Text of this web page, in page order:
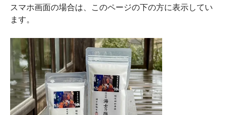
スマホ画面の場合は、このページの下の方に表示してい
ます。